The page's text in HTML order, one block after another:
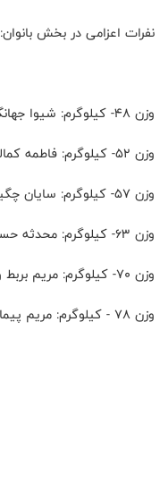
نفرات اعزامی در بخش بانوان:
وزن 48- کیلوگرم: شیوا جهانگیری
وزن 52- کیلوگرم: فاطمه کمالی
وزن 57- کیلوگرم: سایان چگینی
وزن 63- کیلوگرم: محدثه حسینی
وزن 70- کیلوگرم: مریم بربط و ریحانه گیلانی
وزن 78 - کیلوگرم: مریم پیمانی